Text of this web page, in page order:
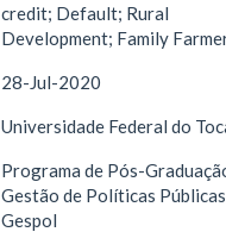
credit; Default; Rural
Development; Family
28-Jul-2020
Universidade Federal do
Programa de Pós-
Gestão de Políticas
Gespol